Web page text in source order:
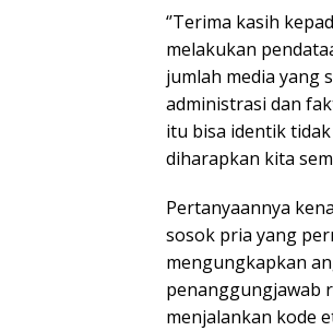
‘’Terima kasih
melakukan
jumlah media yang
administrasi dan
itu bisa identik
diharapkan kita
Pertanyaannya
sosok pria yang
mengungkapkan
penanggungjawab
menjalankan kode